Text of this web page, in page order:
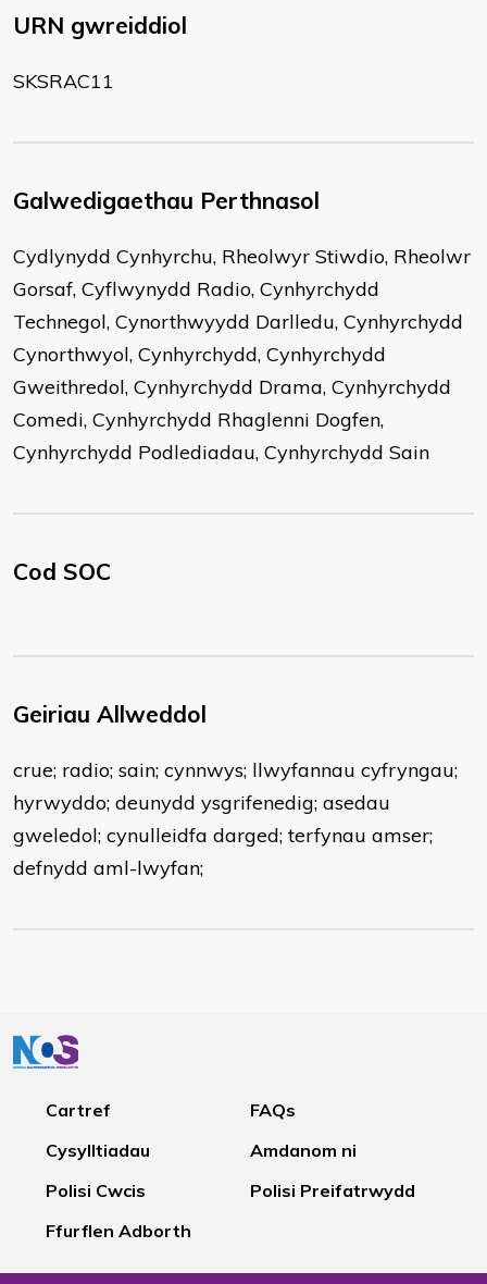
URN gwreiddiol
SKSRAC11
Galwedigaethau Perthnasol
Cydlynydd Cynhyrchu, Rheolwyr Stiwdio, Rheolwr
Gorsaf, Cyflwynydd Radio, Cynhyrchydd
Technegol, Cynorthwyydd Darlledu, Cynhyrchydd
Cynorthwyol, Cynhyrchydd, Cynhyrchydd
Gweithredol, Cynhyrchydd Drama, Cynhyrchydd
Comedi, Cynhyrchydd Rhaglenni Dogfen,
Cynhyrchydd Podlediadau, Cynhyrchydd Sain
Cod SOC
Geiriau Allweddol
crue; radio; sain; cynnwys; llwyfannau cyfryngau;
hyrwyddo; deunydd ysgrifenedig; asedau
gweledol; cynulleidfa darged; terfynau amser;
defnydd aml-lwyfan;
Cartref
FAQs
Cysylltiadau
Amdanom ni
Polisi Cwcis
Polisi Preifatrwydd
Ffurflen Adborth